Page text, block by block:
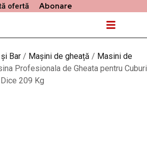
ofertă Abonare
Bar / Mașini de gheață / Masini de
Profesionala de Gheata pentru Cuburi
209 Kg